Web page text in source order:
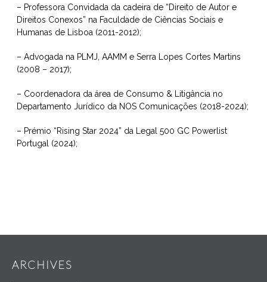
– Professora Convidada da cadeira de “Direito de Autor e
Direitos Conexos” na Faculdade de Ciências Sociais e
Humanas de Lisboa (2011-2012);
– Advogada na PLMJ, AAMM e Serra Lopes Cortes Martins
(2008 – 2017);
– Coordenadora da área de Consumo & Litigância no
Departamento Jurídico da NOS Comunicações (2018-2024);
– Prémio “Rising Star 2024” da Legal 500 GC Powerlist
Portugal (2024);
ARCHIVES